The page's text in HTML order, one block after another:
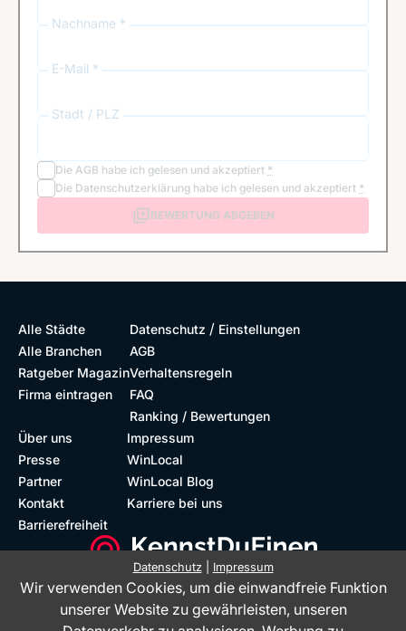
Nachname *
E-Mail *
Stadt / PLZ
Die AGB habe ich gelesen und akzeptiert *
Die Datenschutzerklärung habe ich gelesen und akzeptiert *
BEWERTUNG ABGEBEN
Alle Städte
Alle Branchen
Ratgeber Magazin
Firma eintragen
Datenschutz / Einstellungen
AGB
Verhaltensregeln
FAQ
Ranking / Bewertungen
Über uns
Presse
Partner
Kontakt
Barrierefreiheit
Impressum
WinLocal
WinLocal Blog
Karriere bei uns
Datenschutz| Impressum
Wir verwenden Cookies, um die einwandfreie Funktion
unserer Website zu gewährleisten, unseren